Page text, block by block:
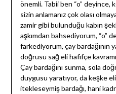
önemli. Tabii ben “o” deyince,
sizin anlamanız çok olası
zamir gibi bulunduğu kabın
aşkımdan bahsediyorum, “o”
farkediyorum, çay bardağının
doğrusu sağ eli hafifçe
Çay bardağını sunma, sola
duygusu yaratıyor, da keşke
itekleseymiş bardağı, hani